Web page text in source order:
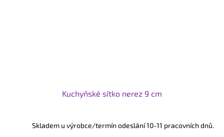
Kuchyňské sítko nerez 9 cm
Skladem u výrobce/termín odeslání 10-11 pracovních dnů.